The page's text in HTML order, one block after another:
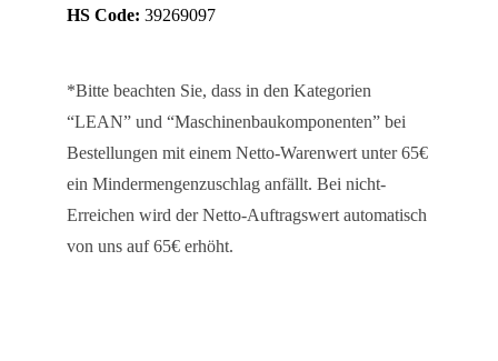
Menge
HS Code: 39269097
*Bitte beachten Sie, dass in den Kategorien
“LEAN” und “Maschinenbaukomponenten” bei
Bestellungen mit einem Netto-Warenwert unter 65€
ein Mindermengenzuschlag anfällt. Bei nicht-
Erreichen wird der Netto-Auftragswert automatisch
von uns auf 65€ erhöht.